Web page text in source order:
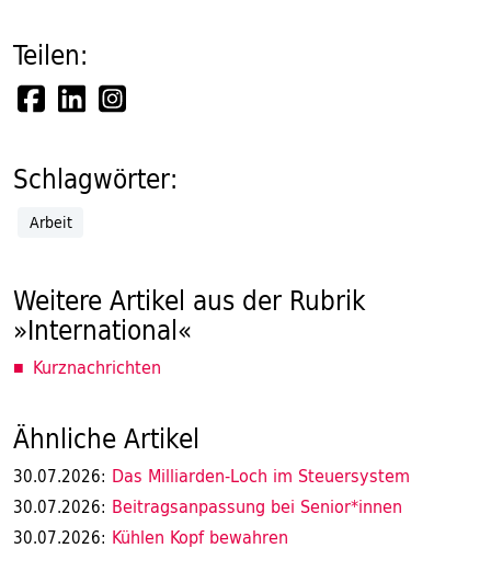
Teilen:
Schlagwörter:
Arbeit
Weitere Artikel aus der Rubrik
»International«
Kurznachrichten
Ähnliche Artikel
30.07.2026: Das Milliarden-Loch im Steuersystem
30.07.2026: Beitragsanpassung bei Senior*innen
30.07.2026: Kühlen Kopf bewahren